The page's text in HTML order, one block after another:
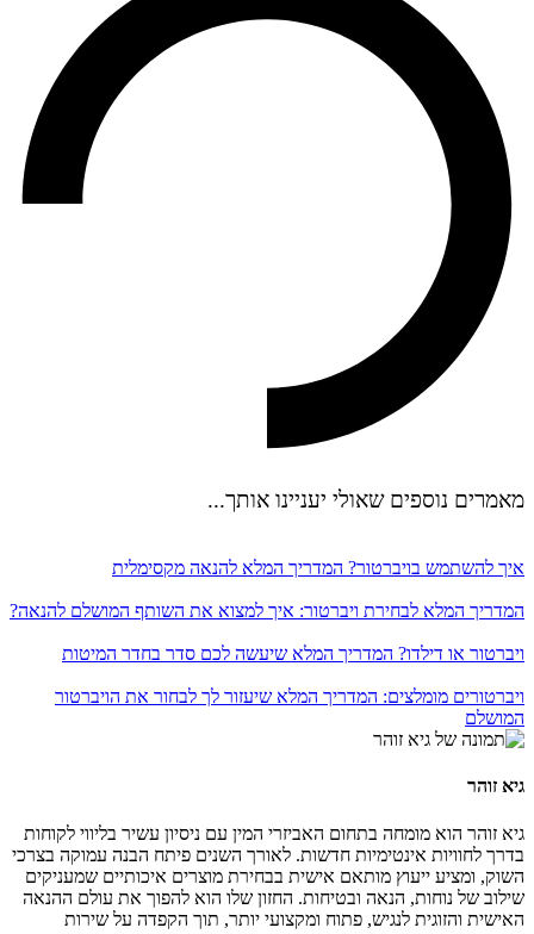
מאמרים נוספים שאולי יעניינו אותך...
איך להשתמש בויברטור? המדריך המלא להנאה מקסימלית
המדריך המלא לבחירת ויברטור: איך למצוא את השותף המושלם להנאה?
ויברטור או דילדו? המדריך המלא שיעשה לכם סדר בחדר המיטות
ויברטורים מומלצים: המדריך המלא שיעזור לך לבחור את הויברטור
המושלם
גיא זוהר
גיא זוהר הוא מומחה בתחום האביזרי המין עם ניסיון עשיר בליווי לקוחות
בדרך לחוויות אינטימיות חדשות. לאורך השנים פיתח הבנה עמוקה בצרכי
השוק, ומציע ייעוץ מותאם אישית בבחירת מוצרים איכותיים שמעניקים
שילוב של נוחות, הנאה ובטיחות. החזון שלו הוא להפוך את עולם ההנאה
האישית והזוגית לנגיש, פתוח ומקצועי יותר, תוך הקפדה על שירות